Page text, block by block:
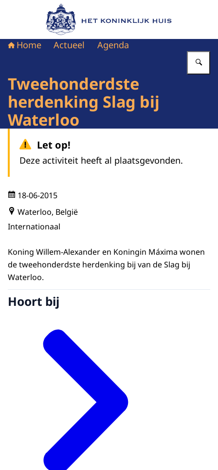
Naar de homepage van Het Koninklijk Huis
Home Actueel Agenda
Tweehonderdste
herdenking Slag bij
Waterloo
Let op!
Deze activiteit heeft al plaatsgevonden.
18-06-2015
Waterloo, België
Internationaal
Koning Willem-Alexander en Koningin Máxima wonen
de tweehonderdste herdenking bij van de Slag bij
Waterloo.
Hoort bij